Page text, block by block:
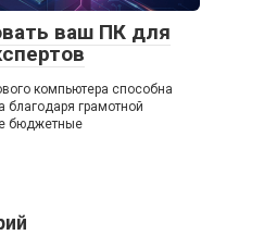
ваш ПК для
компьютера способна
благодаря грамотной
бюджетные